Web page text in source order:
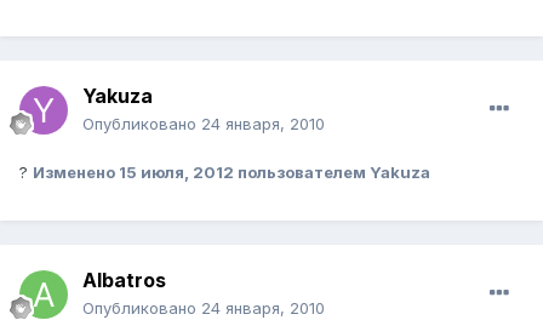
Yakuza
Опубликовано 24 января, 2010
? Изменено 15 июля, 2012 пользователем Yakuza
Albatros
Опубликовано 24 января, 2010